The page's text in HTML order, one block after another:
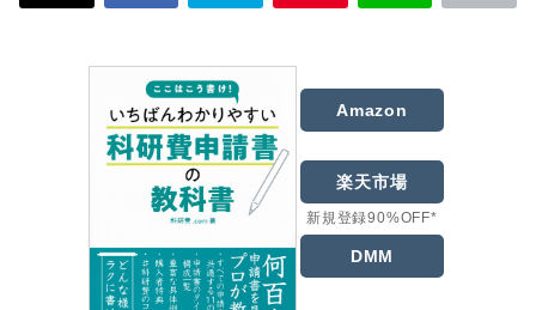
Amazon
楽天市場
新規登録90%OFF*
DMM